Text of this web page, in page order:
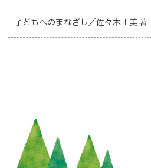
子どもへのまなざし／佐々木正美 著